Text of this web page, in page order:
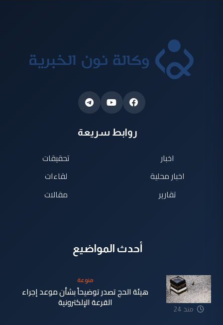
روابط سريعة
اخبار
اخبار محلية
تقارير
تحقيقات
لقاءات
مقالات
أحدث المواضيع
منذ 24
منوعة
هيئة الحج تصدر توضيحاً بشأن موعد إجراء
القرعة الإلكترونية